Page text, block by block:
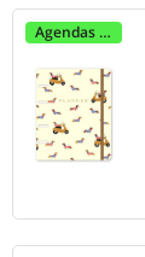
Agendas 2027